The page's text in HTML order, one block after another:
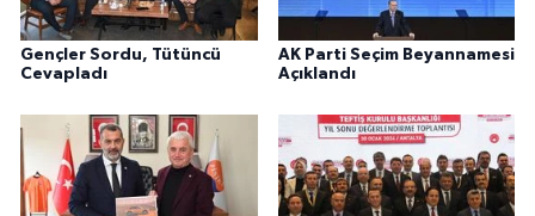
Gençler Sordu, Tütüncü
Cevapladı
AK Parti Seçim Beyannamesi
Açıklandı